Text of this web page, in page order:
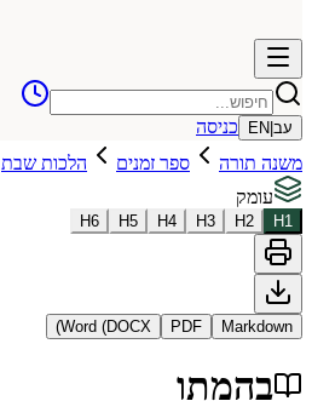
עב EN
כניסה
משנה תורה
ספר זמנים הלכות שבת
עומק
H1
H2
H3
H4
H5
H6
Markdown
PDF
Word (DOCX)
בהמתו